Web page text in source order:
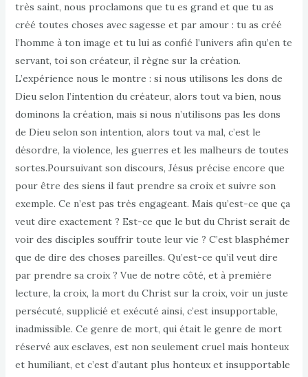
très saint, nous proclamons que tu es grand et que tu as
créé toutes choses avec sagesse et par amour : tu as créé
l’homme à ton image et tu lui as confié l’univers afin qu’en te
servant, toi son créateur, il règne sur la création.
L’expérience nous le montre : si nous utilisons les dons de
Dieu selon l’intention du créateur, alors tout va bien, nous
dominons la création, mais si nous n’utilisons pas les dons
de Dieu selon son intention, alors tout va mal, c’est le
désordre, la violence, les guerres et les malheurs de toutes
sortes.Poursuivant son discours, Jésus précise encore que
pour être des siens il faut prendre sa croix et suivre son
exemple. Ce n’est pas très engageant. Mais qu’est-ce que ça
veut dire exactement ? Est-ce que le but du Christ serait de
voir des disciples souffrir toute leur vie ? C’est blasphémer
que de dire des choses pareilles. Qu’est-ce qu’il veut dire
par prendre sa croix ? Vue de notre côté, et à première
lecture, la croix, la mort du Christ sur la croix, voir un juste
persécuté, supplicié et exécuté ainsi, c’est insupportable,
inadmissible. Ce genre de mort, qui était le genre de mort
réservé aux esclaves, est non seulement cruel mais honteux
et humiliant, et c’est d’autant plus honteux et insupportable